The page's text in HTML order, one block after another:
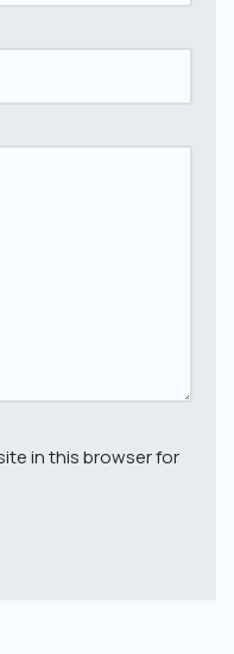
in this browser for